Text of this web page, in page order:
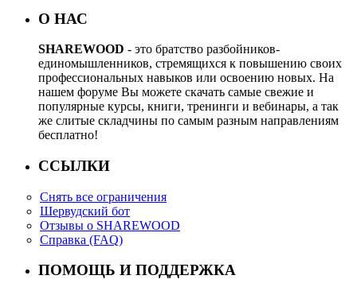
О НАС
SHAREWOOD - это братство разбойников-
единомышленников, стремящихся к повышению своих
профессиональных навыков или освоению новых. На
нашем форуме Вы можете скачать самые свежие и
популярные курсы, книги, тренинги и вебинары, а так
же слитые складчины по самым разным направлениям
бесплатно!
ССЫЛКИ
Снять все ограничения
Шервудский бот
Отзывы о SHAREWOOD
Справка (FAQ)
ПОМОЩЬ И ПОДДЕРЖКА